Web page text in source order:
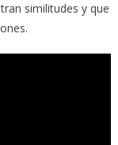
similitudes y que